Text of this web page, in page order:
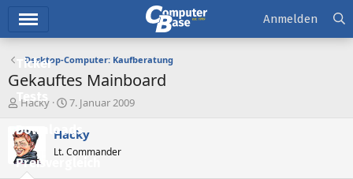
Ticker
Tests
Downloads
Preisvergleich
Anmelden
Desktop-Computer: Kaufberatung
Gekauftes Mainboard
E
s
t
e
Hacky
E
s
e
7. Januar 2009
Hacky
Lt. Commander